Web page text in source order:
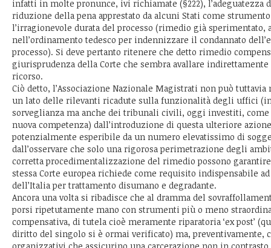
infatti in molte pronunce, ivi richiamate (§222), l’adeguatezza
riduzione della pena apprestato da alcuni Stati come
l’irragionevole durata del processo (rimedio già sperimentato,
nell’ordinamento tedesco per indennizzare il condannato
processo). Si deve pertanto ritenere che detto rimedio
giurisprudenza della Corte che sembra avallare
ricorso.
Ciò detto, l’Associazione Nazionale Magistrati non può
un lato delle rilevanti ricadute sulla funzionalità degli uffici
sorveglianza ma anche dei tribunali civili, oggi investiti, come
nuova competenza) dall’introduzione di questa ulteriore
potenzialmente esperibile da un numero elevatissimo di
dall’osservare che solo una rigorosa perimetrazione degli
corretta procedimentalizzazione del rimedio possono
stessa Corte europea richiede come requisito indispensabile
dell’Italia per trattamento disumano e degradante.
Ancora una volta si ribadisce che al dramma del
porsi ripetutamente mano con strumenti più o meno
compensativa, di tutela cioè meramente riparatoria ‘ex post’
diritto del singolo si è ormai verificato) ma, preventivamente,